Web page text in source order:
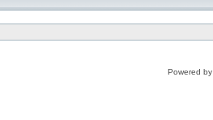
Powered by